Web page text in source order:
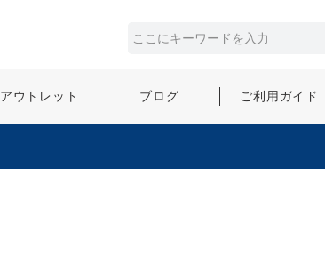
アウトレット ブログ ご利用ガイド